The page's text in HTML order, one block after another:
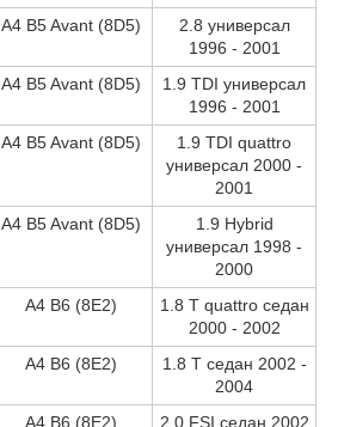
A4 B5 Avant (8D5)
2.8 универсал
1996 - 2001
A4 B5 Avant (8D5)
1.9 TDI универсал
1996 - 2001
A4 B5 Avant (8D5)
1.9 TDI quattro
универсал 2000 -
2001
A4 B5 Avant (8D5)
1.9 Hybrid
универсал 1998 -
2000
A4 B6 (8E2)
1.8 T quattro седан
2000 - 2002
A4 B6 (8E2)
1.8 T седан 2002 -
2004
A4 B6 (8E2) 2.0 FSI седан 2002